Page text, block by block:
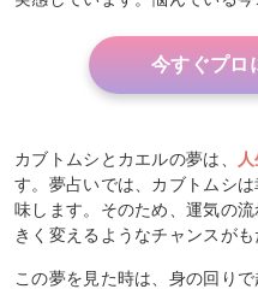
今すぐプロ
カブトムシとカエルの夢は、
す。夢占いでは、カブトムシ
味します。そのため、運気の
きく変えるようなチャンスがも
この夢を見た時は、身の回り